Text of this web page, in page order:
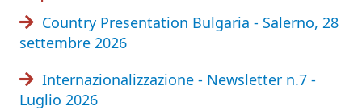
Country Presentation Bulgaria - Salerno, 28
settembre 2026
Internazionalizzazione - Newsletter n.7 -
Luglio 2026